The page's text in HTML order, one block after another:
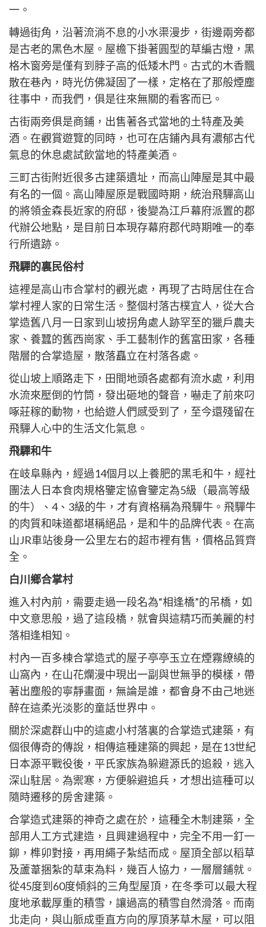
一。
轉過街角，沿著流淌不息的小水渠漫步，街邊兩旁都
是古老的黑色木屋。屋檐下掛著圓型的草編古燈，黑
格木窗旁是僅有到脖子高的低矮木門。古式的木香飄
散在巷內，時光仿佛凝固了一樣，定格在了那般煙塵
往事中，而我們，俱是往來無關的看客而已。
古街兩旁俱是商鋪，出售著各式當地的土特產及美
酒。在觀賞遊覽的同時，也可在店鋪內具有濃郁古代
氣息的休息處試飲當地的特產美酒。
三町古街附近很多古建築遺址，而高山陣屋是其中最
有名的一個。高山陣屋原是戰國時期，統治飛驒高山
的將領金森長近家的府邸，後變為江戶幕府派置的郡
代辦公地點，是目前日本現存幕府郡代時期唯一的奉
行所遺跡。
飛驒的裏民俗村
這裡是高山市合掌村的觀光處，再現了古時居住在合
掌村裡人家的日常生活。整個村落古樸宜人，從大合
掌造舊八月一日家到山坡拐角處人跡罕至的獵戶農夫
家、養蠶的舊西崗家、手工藝制作的舊富田家，各種
階層的合掌造屋，散落矗立在村落各處。
從山坡上順路走下，田間地頭各處都有流水處，利用
水流來壓倒的竹筒，發出砸地的聲音，嚇走了前來叼
啄莊稼的動物，也給遊人們感受到了，至今還殘留在
飛驒人心中的生活文化氣息。
飛驒和牛
在岐阜縣內，經過14個月以上養肥的黑毛和牛，經社
團法人日本食肉規格鑒定協會鑒定為5級（最高等級
的牛）、4、3級的牛，才有資格稱為飛驒牛。飛驒牛
的肉質和味道都堪稱絕品，是和牛的品牌代表。在高
山JR車站後身一公里左右的超市裡有售，價格品質齊
全。
白川鄉合掌村
進入村內前，需要走過一段名為“相逢橋”的吊橋，如
中文意思般，過了這段橋，就會與這精巧而美麗的村
落相逢相知。
村內一百多棟合掌造式的屋子亭亭玉立在煙霧繚繞的
山窩內，在山花爛漫中現出一副與世無爭的模樣，帶
著出塵般的寧靜畫面，無論是誰，都會身不由己地迷
醉在這柔光淡影的童話世界中。
關於深處群山中的這處小村落裏的合掌造式建築，有
個很傳奇的傳說，相傳這種建築的興起，是在13世紀
日本源平戰役後，平氏家族為躲避源氏的追殺，逃入
深山駐居。為禦寒，方便躲避追兵，才想出這種可以
隨時遷移的房舍建築。
合掌造式建築的神奇之處在於，這種全木制建築，全
部用人工方式建造，且興建過程中，完全不用一釘一
鉚，榫卯對接，再用繩子紮結而成。屋頂全部以稻草
及蘆葦捆紮的草束為料，幾百人協力，一層層鋪就。
從45度到60度傾斜的三角型屋頂，在冬季可以最大程
度地承載厚重的積雪，讓過高的積雪自然滑落。而南
北走向，與山脈成垂直方向的厚頂茅草木屋，可以阻